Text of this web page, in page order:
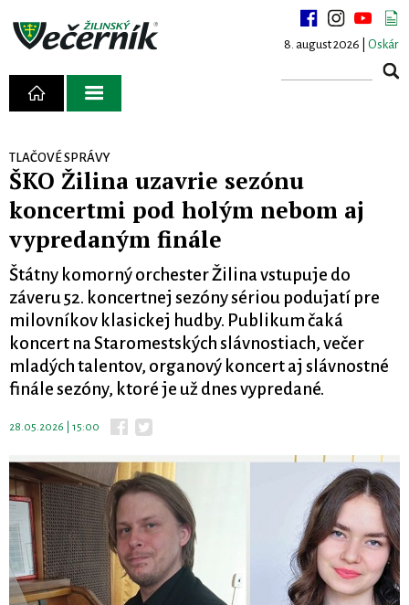
8. august 2026 | Oskár
TLAČOVÉ SPRÁVY
ŠKO Žilina uzavrie sezónu
koncertmi pod holým nebom aj
vypredaným finále
Štátny komorný orchester Žilina vstupuje do
záveru 52. koncertnej sezóny sériou podujatí pre
milovníkov klasickej hudby. Publikum čaká
koncert na Staromestských slávnostiach, večer
mladých talentov, organový koncert aj slávnostné
finále sezóny, ktoré je už dnes vypredané.
28.05.2026 | 15:00